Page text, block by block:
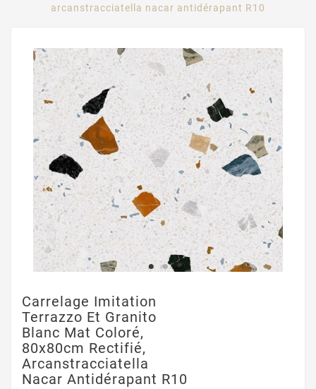
arcanstracciatella nacar antidérapant R10
Carrelage Imitation
Terrazzo Et Granito
Blanc Mat Coloré,
80x80cm Rectifié,
Arcanstracciatella
Nacar Antidérapant R10